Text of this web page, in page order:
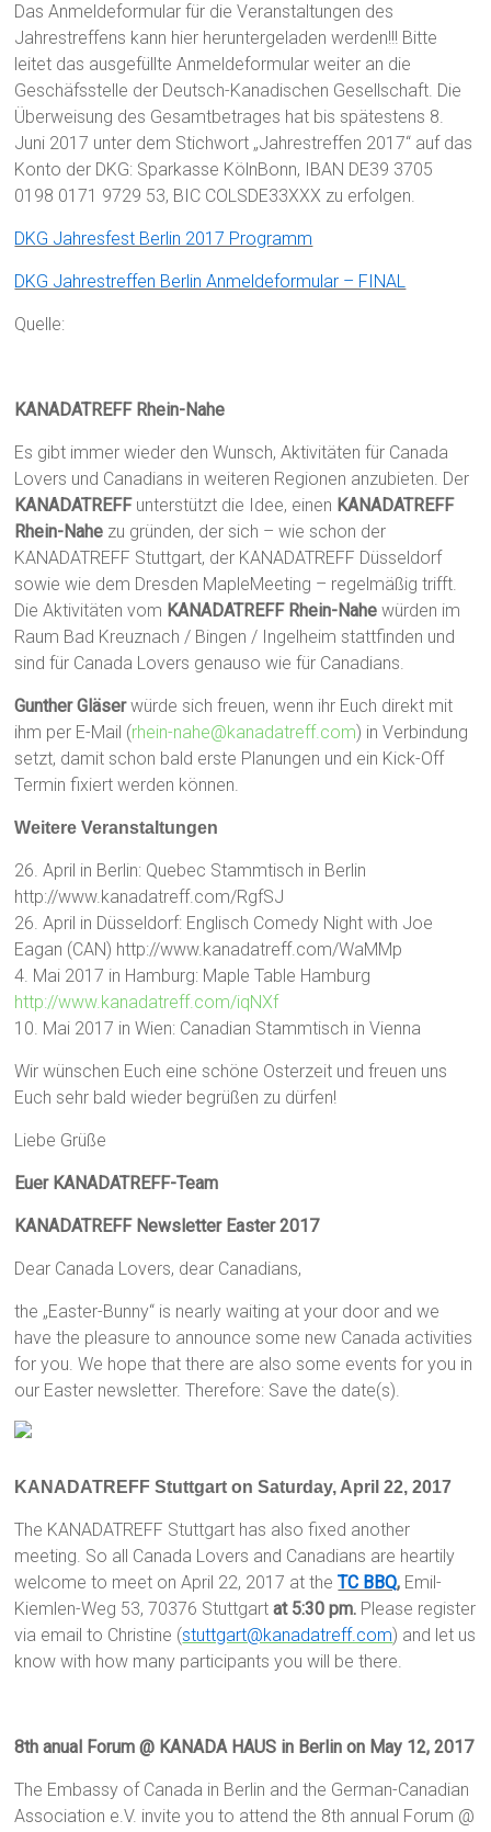
Das Anmeldeformular für die Veranstaltungen des
Jahrestreffens kann hier heruntergeladen werden!!! Bitte
leitet das ausgefüllte Anmeldeformular weiter an die
Geschäfsstelle der Deutsch-Kanadischen Gesellschaft. Die
Überweisung des Gesamtbetrages hat bis spätestens 8.
Juni 2017 unter dem Stichwort „Jahrestreffen 2017“ auf das
Konto der DKG: Sparkasse KölnBonn, IBAN DE39 3705
0198 0171 9729 53, BIC COLSDE33XXX zu erfolgen.
DKG Jahresfest Berlin 2017 Programm
DKG Jahrestreffen Berlin Anmeldeformular – FINAL
Quelle:
KANADATREFF Rhein-Nahe
Es gibt immer wieder den Wunsch, Aktivitäten für Canada
Lovers und Canadians in weiteren Regionen anzubieten. Der
KANADATREFFunterstützt die Idee, einen KANADATREFF
Rhein-Nahe zu gründen, der sich – wie schon der
KANADATREFF Stuttgart, der KANADATREFF Düsseldorf
sowie wie dem Dresden MapleMeeting – regelmäßig trifft.
Die Aktivitäten vom KANADATREFF Rhein-Nahe würden im
Raum Bad Kreuznach / Bingen / Ingelheim stattfinden und
sind für Canada Lovers genauso wie für Canadians.
Gunther Gläserwürde sich freuen, wenn ihr Euch direkt mit
ihm per E-Mail (rhein-nahe@kanadatreff.com) in Verbindung
setzt, damit schon bald erste Planungen und ein Kick-Off
Termin fixiert werden können.
Weitere Veranstaltungen
26. April in Berlin: Quebec Stammtisch in Berlin
http://www.kanadatreff.com/RgfSJ
26. April in Düsseldorf: Englisch Comedy Night with Joe
Eagan (CAN) http://www.kanadatreff.com/WaMMp
4. Mai 2017 in Hamburg: Maple Table Hamburg
http://www.kanadatreff.com/iqNXf
10. Mai 2017 in Wien: Canadian Stammtisch in Vienna
Wir wünschen Euch eine schöne Osterzeit und freuen uns
Euch sehr bald wieder begrüßen zu dürfen!
Liebe Grüße
Euer KANADATREFF-Team
KANADATREFF Newsletter Easter 2017
Dear Canada Lovers, dear Canadians,
the „Easter-Bunny“ is nearly waiting at your door and we
have the pleasure to announce some new Canada activities
for you. We hope that there are also some events for you in
our Easter newsletter. Therefore: Save the date(s).
KANADATREFF Stuttgart on Saturday, April 22, 2017
The KANADATREFF Stuttgart has also fixed another
meeting. So all Canada Lovers and Canadians are heartily
welcome to meet on April 22, 2017 at theTC BBQ, Emil-
Kiemlen-Weg 53, 70376 Stuttgartat 5:30 pm. Please register
via email to Christine (stuttgart@kanadatreff.com) and let us
know with how many participants you will be there.
8th anual Forum @ KANADA HAUS in Berlin on May 12, 2017
The Embassy of Canada in Berlin and the German-Canadian
Association e.V. invite you to attend the 8th annual Forum @